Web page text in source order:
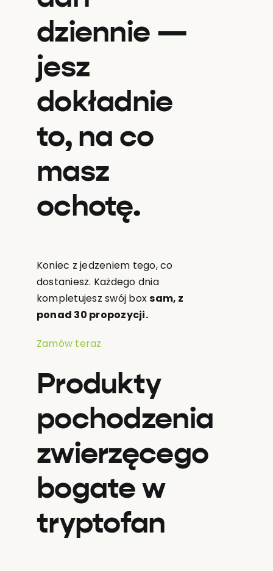
dziennie —
jesz
dokładnie
to, na co
masz
ochotę.
Koniec z jedzeniem tego, co
dostaniesz. Każdego dnia
kompletujesz swój boxsam, z
ponad 30 propozycji.
Zamów teraz
Produkty
pochodzenia
zwierzęcego
bogate w
tryptofan